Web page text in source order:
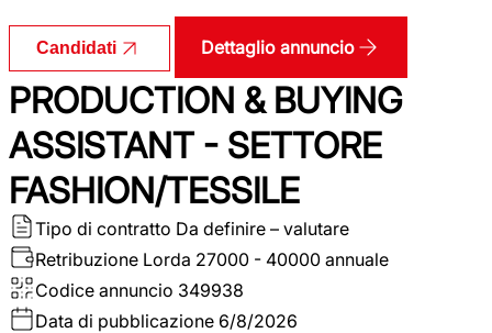
Candidati Dettaglio annuncio
PRODUCTION & BUYING
ASSISTANT - SETTORE
FASHION/TESSILE
Tipo di contratto Da definire – valutare
Retribuzione Lorda 27000 - 40000 annuale
Codice annuncio 349938
Data di pubblicazione 6/8/2026